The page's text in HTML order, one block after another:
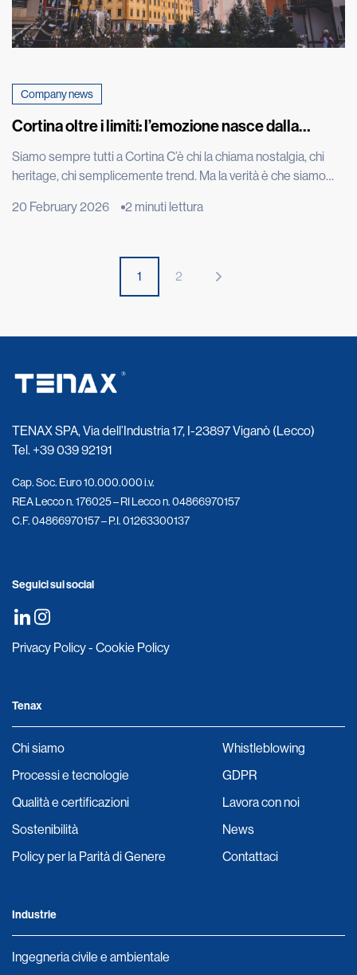
Company news
Cortina oltre i limiti: l’emozione nasce dalla
Siamo sempre tutti a Cortina C’è chi la chiama nostalgia, chi
heritage, chi semplicemente trend. Ma la verità è che siamo
fa, quando Kristian Ghedina, rockstar della discesa libera che
20 February 2026 2 minuti lettura
1 2
TENAX SPA, Via dell’Industria 17, I-23897 Viganò (Lecco)
Tel.+39 039 92191
Cap. Soc. Euro 10.000.000 i.v.
REA Lecco n. 176025 – RI Lecco n. 04866970157
C.F. 04866970157 – P.I. 01263300137
Seguici sui social
Privacy Policy- Cookie Policy
Tenax
Chi siamo
Processi e tecnologie
Qualità e certificazioni
Sostenibilità
Policy per la Parità di Genere
Whistleblowing
GDPR
Lavora con noi
News
Contattaci
Industrie
Ingegneria civile e ambientale